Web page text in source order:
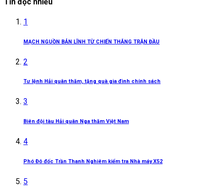
Tin đọc nhiều
1
MẠCH NGUỒN BẢN LĨNH TỪ CHIẾN THẮNG TRẬN ĐẦU
2
Tư lệnh Hải quân thăm, tặng quà gia đình chính sách
3
Biên đội tàu Hải quân Nga thăm Việt Nam
4
Phó Đô đốc Trần Thanh Nghiêm kiểm tra Nhà máy X52
5